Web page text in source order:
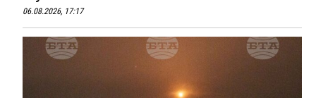
06.08.2026, 17:17